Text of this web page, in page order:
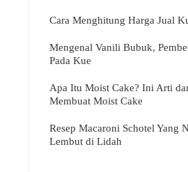
Cara Menghitung Harga Jual
Mengenal Vanili Bubuk,
Pada Kue
Apa Itu Moist Cake? Ini Arti
Membuat Moist Cake
Resep Macaroni Schotel Yang
Lembut di Lidah